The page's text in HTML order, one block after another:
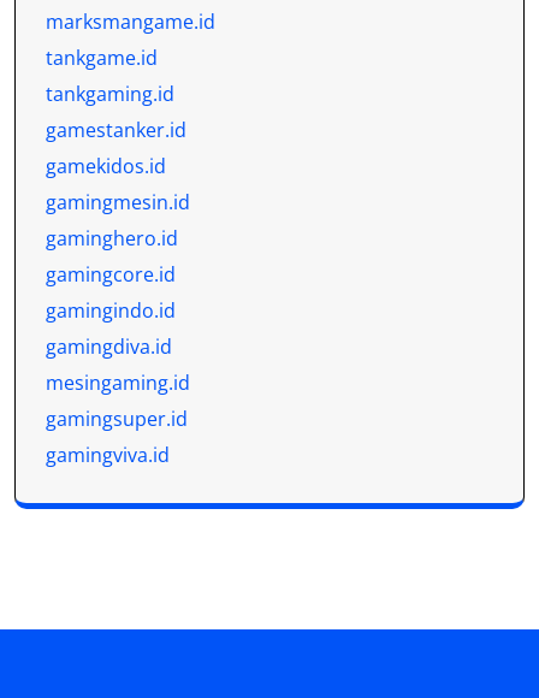
marksmangame.id
tankgame.id
tankgaming.id
gamestanker.id
gamekidos.id
gamingmesin.id
gaminghero.id
gamingcore.id
gamingindo.id
gamingdiva.id
mesingaming.id
gamingsuper.id
gamingviva.id